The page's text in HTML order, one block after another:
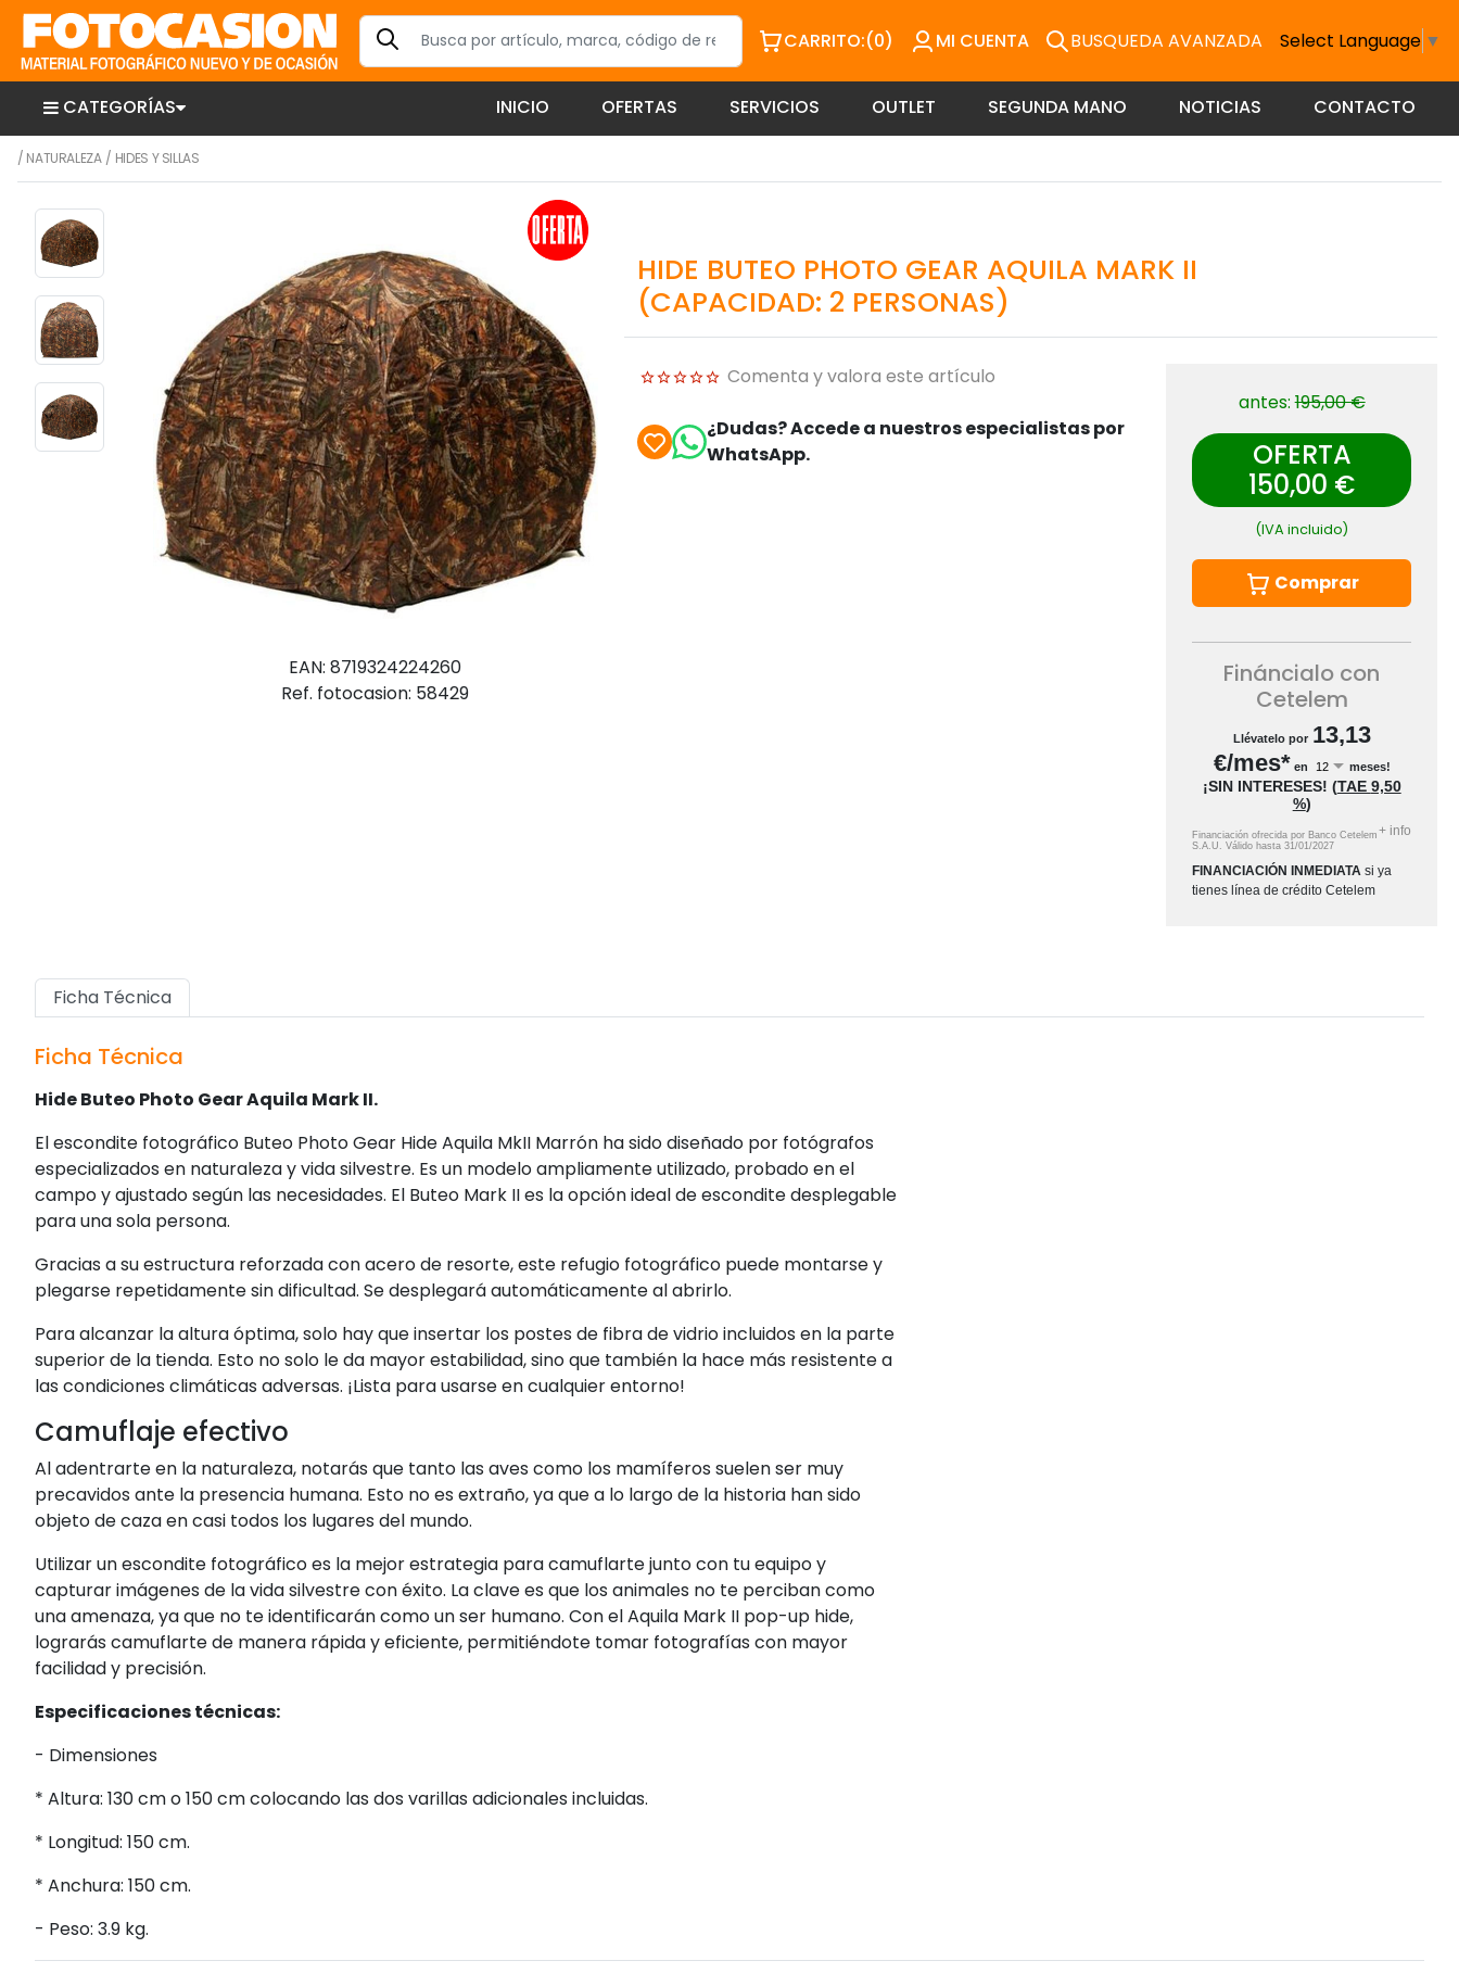
CARRITO:(0) MI CUENTA BUSQUEDA AVANZADA Select Language ▼
CATEGORÍAS INICIO OFERTAS SERVICIOS OUTLET SEGUNDA MANO NOTICIAS CONTACTO
/ NATURALEZA/ HIDES Y SILLAS
EAN: 8719324224260
Ref. fotocasion: 58429
HIDE BUTEO PHOTO GEAR AQUILA MARK II
(CAPACIDAD: 2 PERSONAS)
Comenta y valora este artículo
¿Dudas? Accede a nuestros especialistas por
WhatsApp.
antes:195,00 €
OFERTA
150,00 €
(IVA incluido)
Comprar
Fináncialo con
Cetelem
Llévatelo por 13,13
€/mes* en meses!
¡SIN INTERESES! (TAE 9,50
%)
Financiación ofrecida por Banco Cetelem
S.A.U.Válido hasta31/01/2027
+ info
FINANCIACIÓN INMEDIATA si ya
tienes línea de crédito Cetelem
Ficha Técnica
Ficha Técnica
Hide Buteo Photo Gear Aquila Mark II.
El escondite fotográfico Buteo Photo Gear Hide Aquila MkII Marrón ha sido diseñado por fotógrafos
especializados en naturaleza y vida silvestre. Es un modelo ampliamente utilizado, probado en el
campo y ajustado según las necesidades. El Buteo Mark II es la opción ideal de escondite desplegable
para una sola persona.
Gracias a su estructura reforzada con acero de resorte, este refugio fotográfico puede montarse y
plegarse repetidamente sin dificultad. Se desplegará automáticamente al abrirlo.
Para alcanzar la altura óptima, solo hay que insertar los postes de fibra de vidrio incluidos en la parte
superior de la tienda. Esto no solo le da mayor estabilidad, sino que también la hace más resistente a
las condiciones climáticas adversas. ¡Lista para usarse en cualquier entorno!
Camuflaje efectivo
Al adentrarte en la naturaleza, notarás que tanto las aves como los mamíferos suelen ser muy
precavidos ante la presencia humana. Esto no es extraño, ya que a lo largo de la historia han sido
objeto de caza en casi todos los lugares del mundo.
Utilizar un escondite fotográfico es la mejor estrategia para camuflarte junto con tu equipo y
capturar imágenes de la vida silvestre con éxito. La clave es que los animales no te perciban como
una amenaza, ya que no te identificarán como un ser humano. Con el Aquila Mark II pop-up hide,
lograrás camuflarte de manera rápida y eficiente, permitiéndote tomar fotografías con mayor
facilidad y precisión.
Especificaciones técnicas:
- Dimensiones
* Altura: 130 cm o 150 cm colocando las dos varillas adicionales incluidas.
* Longitud: 150 cm.
* Anchura: 150 cm.
- Peso: 3.9 kg.